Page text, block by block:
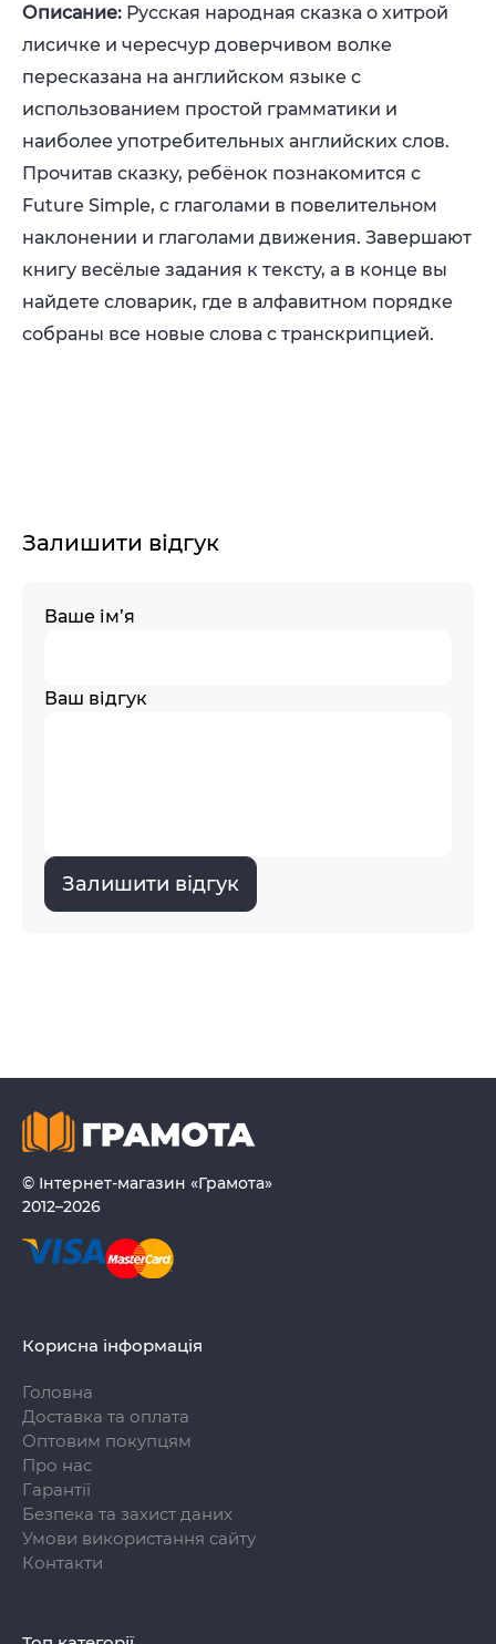
Описание: Русская народная сказка о хитрой
лисичке и чересчур доверчивом волке
пересказана на английском языке с
использованием простой грамматики и
наиболее употребительных английских слов.
Прочитав сказку, ребёнок познакомится с
Future Simple, с глаголами в повелительном
наклонении и глаголами движения. Завершают
книгу весёлые задания к тексту, а в конце вы
найдете словарик, где в алфавитном порядке
собраны все новые слова с транскрипцией.
Залишити відгук
Ваше ім’я
Ваш відгук
Залишити відгук
© Інтернет-магазин «Грамота»
2012–2026
Корисна інформація
Головна
Доставка та оплата
Оптовим покупцям
Про нас
Гарантії
Безпека та захист даних
Умови використання сайту
Контакти